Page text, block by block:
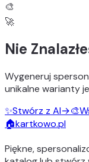
🎨
🚀
Nie
Wygeneruj
unikalne warianty
✨Stwórz z AI→🎨
🏠kartkowo.pl
Piękne,